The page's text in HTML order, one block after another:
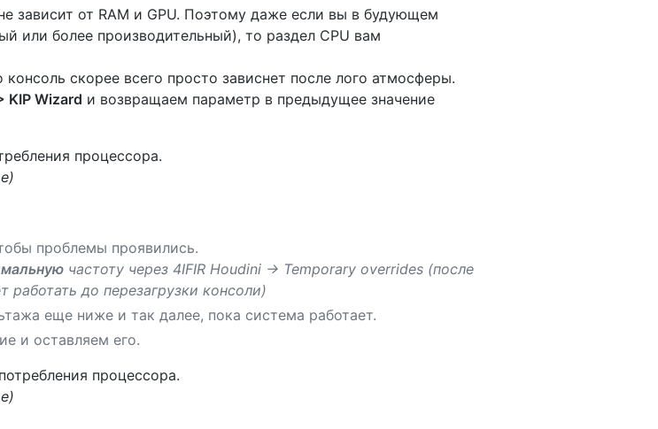
зависит от RAM и GPU. Поэтому даже если вы в будующем
или более производительный), то раздел CPU вам
скорее всего просто зависнет после лого атмосферы.
KIP Wizard и возвращаем параметр в предыдущее значение
процессора.
проблемы проявились.
частоту через 4IFIR Houdini -> Temporary overrides (после
работать до перезагрузки консоли)
еще ниже и так далее, пока система работает.
и оставляем его.
процессора.